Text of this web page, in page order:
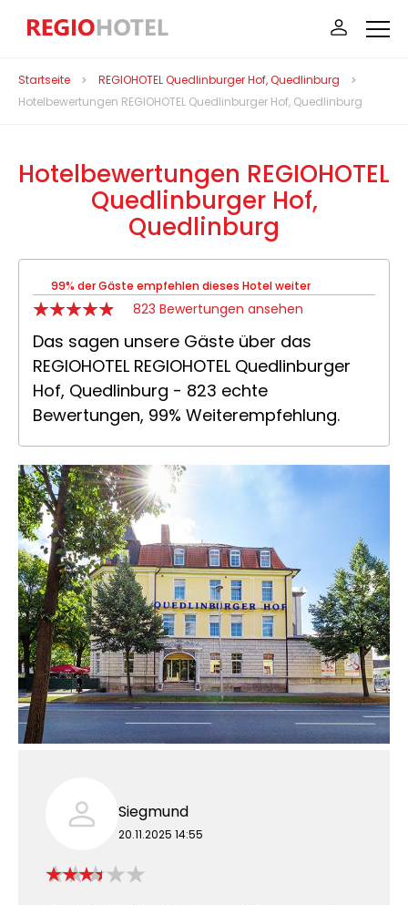
Startseite
REGIOHOTEL Quedlinburger Hof, Quedlinburg
Hotelbewertungen REGIOHOTEL Quedlinburger Hof, Quedlinburg
Hotelbewertungen REGIOHOTEL
Quedlinburger Hof,
Quedlinburg
99% der Gäste empfehlen dieses Hotel weiter
823 Bewertungen ansehen
Das sagen unsere Gäste über das
REGIOHOTEL REGIOHOTEL Quedlinburger
Hof, Quedlinburg - 823 echte
Bewertungen, 99% Weiterempfehlung.
Siegmund
20.11.2025 14:55